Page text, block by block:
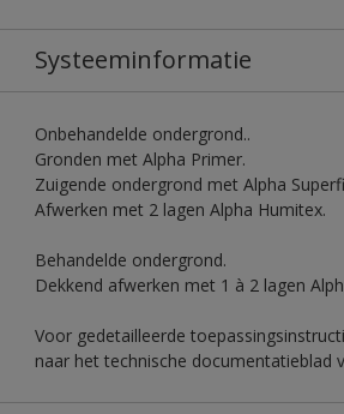
Systeeminformatie
Onbehandelde ondergrond..
Gronden met Alpha Primer.
Zuigende ondergrond met Alpha
Afwerken met 2 lagen Alpha Humitex.
Behandelde ondergrond.
Dekkend afwerken met 1 à 2 lagen
Voor gedetailleerde
naar het technische documentatieblad